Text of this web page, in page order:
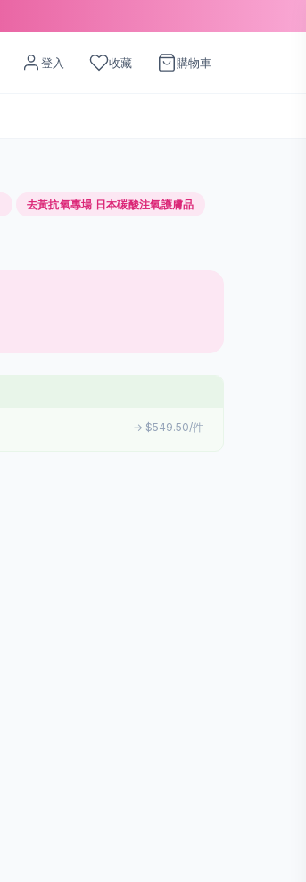
登入 收藏 購物車
去黃抗氧專場 日本碳酸注氧護膚品
→ $549.50/件